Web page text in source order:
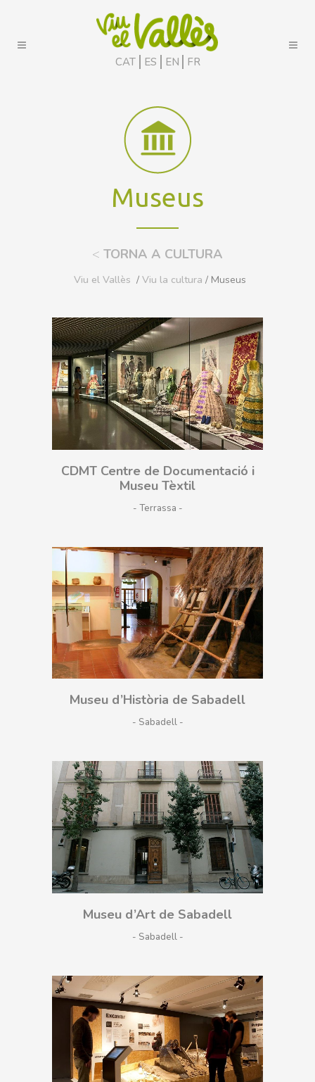
CAT ES EN FR
Museus
< TORNA A CULTURA
Viu el Vallès / Viu la cultura / Museus
CDMT Centre de Documentació i
Museu Tèxtil
- Terrassa
Museu d’Història de Sabadell
- Sabadell
Museu d’Art de Sabadell
- Sabadell